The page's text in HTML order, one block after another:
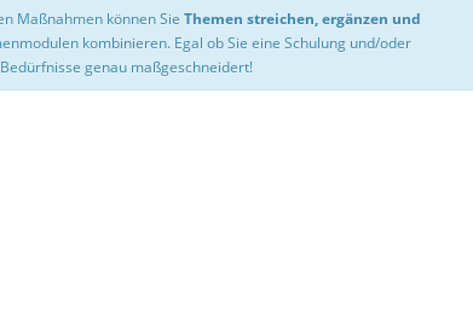
Maßnahmen können Sie Themen streichen, ergänzen und
kombinieren. Egal ob Sie eine Schulung und/oder
genau maßgeschneidert!